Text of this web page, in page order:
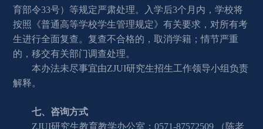
育部令33号）等规定严肃处理。入学后3个月内，学校将
按照《普通高等学校学生管理规定》有关要求，对所有考
生进行全面复查。复查不合格的，取消学籍；情节严重
的，移交有关部门调查处理。
本办法未尽事宜由ZJUI研究生招生工作领导小组负责
解释。
七、咨询方式
ZJUI研究生教育教学办公室：0571-87572509 （陈老